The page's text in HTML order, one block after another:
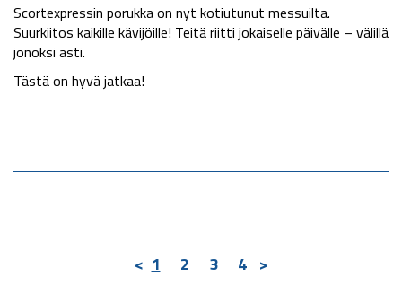
Scortexpressin porukka on nyt kotiutunut messuilta.
Suurkiitos kaikille kävijöille! Teitä riitti jokaiselle päivälle – välillä
jonoksi asti.
Tästä on hyvä jatkaa!
< 1 2 3 4 >